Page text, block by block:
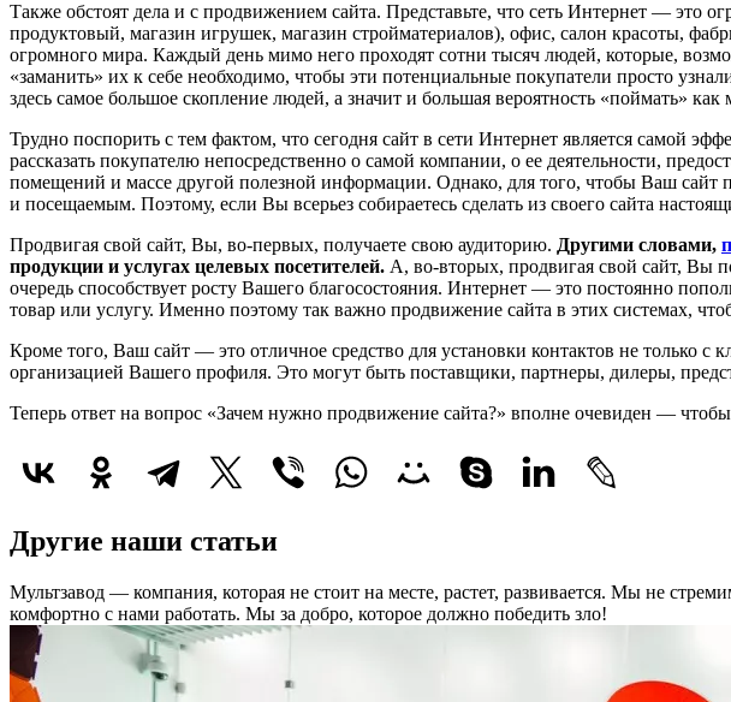
Также обстоят дела и с продвижением сайта. Представьте, что сеть Интернет —
продуктовый, магазин игрушек, магазин стройматериалов), офис, салон красоты,
огромного мира. Каждый день мимо него проходят сотни тысяч людей, которые,
«заманить» их к себе необходимо, чтобы эти потенциальные покупатели просто
здесь самое большое скопление людей, а значит и большая вероятность «поймать»
Трудно поспорить с тем фактом, что сегодня сайт в сети Интернет является самой
рассказать покупателю непосредственно о самой компании, о ее деятельности,
помещений и массе другой полезной информации. Однако, для того, чтобы Ваш сайт
и посещаемым. Поэтому, если Вы всерьез собираетесь сделать из своего сайта
Продвигая свой сайт, Вы, во-первых, получаете свою аудиторию. Другими словами,
продукции и услугах целевых посетителей. А, во-вторых, продвигая свой сайт, Вы
очередь способствует росту Вашего благосостояния. Интернет — это постоянно
товар или услугу. Именно поэтому так важно продвижение сайта в этих системах,
Кроме того, Ваш сайт — это отличное средство для установки контактов не только с
организацией Вашего профиля. Это могут быть поставщики, партнеры, дилеры,
Теперь ответ на вопрос «Зачем нужно продвижение сайта?» вполне очевиден —
Другие наши статьи
Мультзавод — компания, которая не стоит на месте, растет, развивается. Мы не
комфортно с нами работать. Мы за добро, которое должно победить зло!